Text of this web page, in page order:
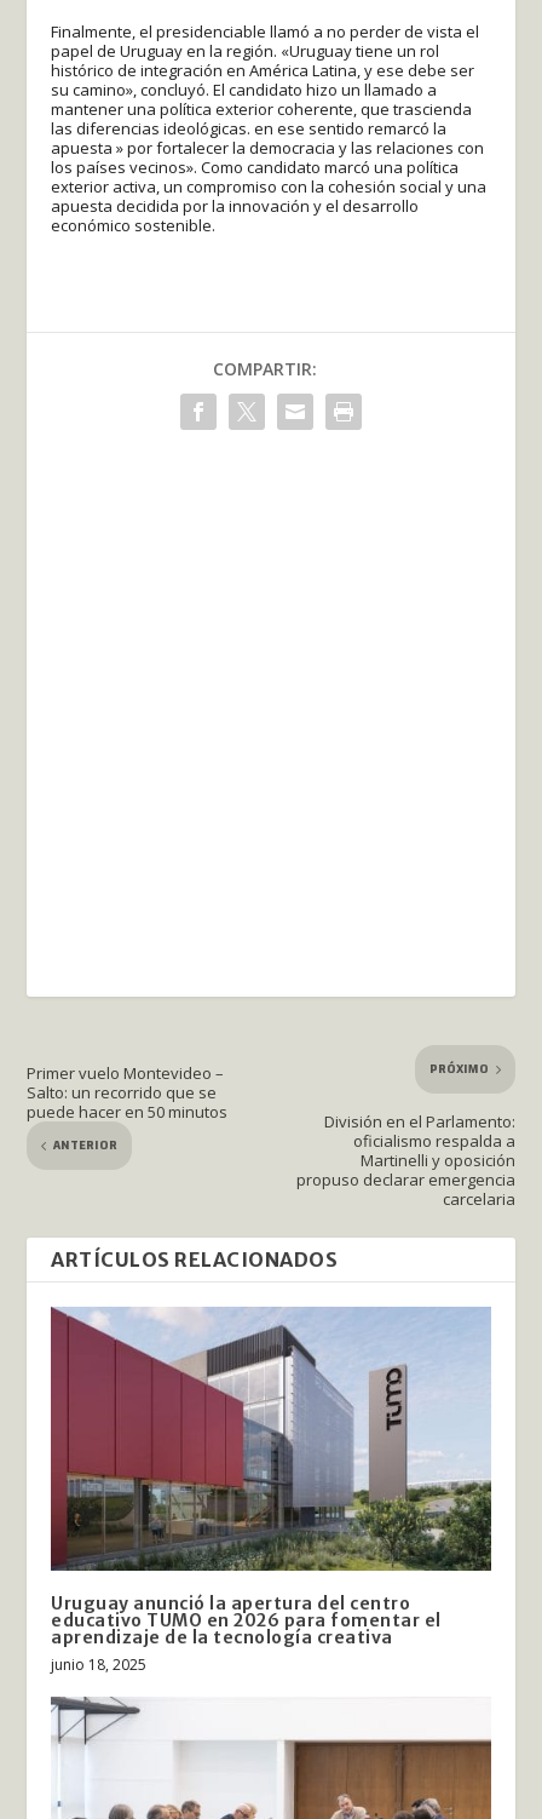
Finalmente, el presidenciable llamó a no perder de vista el
papel de Uruguay en la región. «Uruguay tiene un rol
histórico de integración en América Latina, y ese debe ser
su camino», concluyó. El candidato hizo un llamado a
mantener una política exterior coherente, que trascienda
las diferencias ideológicas. en ese sentido remarcó la
apuesta » por fortalecer la democracia y las relaciones con
los países vecinos». Como candidato marcó una política
exterior activa, un compromiso con la cohesión social y una
apuesta decidida por la innovación y el desarrollo
económico sostenible.
COMPARTIR:
Primer vuelo Montevideo –
Salto: un recorrido que se
puede hacer en 50 minutos
ANTERIOR
PRÓXIMO
División en el Parlamento:
oficialismo respalda a
Martinelli y oposición
propuso declarar emergencia
carcelaria
ARTÍCULOS RELACIONADOS
Uruguay anunció la apertura del centro
educativo TUMO en 2026 para fomentar el
aprendizaje de la tecnología creativa
junio 18, 2025